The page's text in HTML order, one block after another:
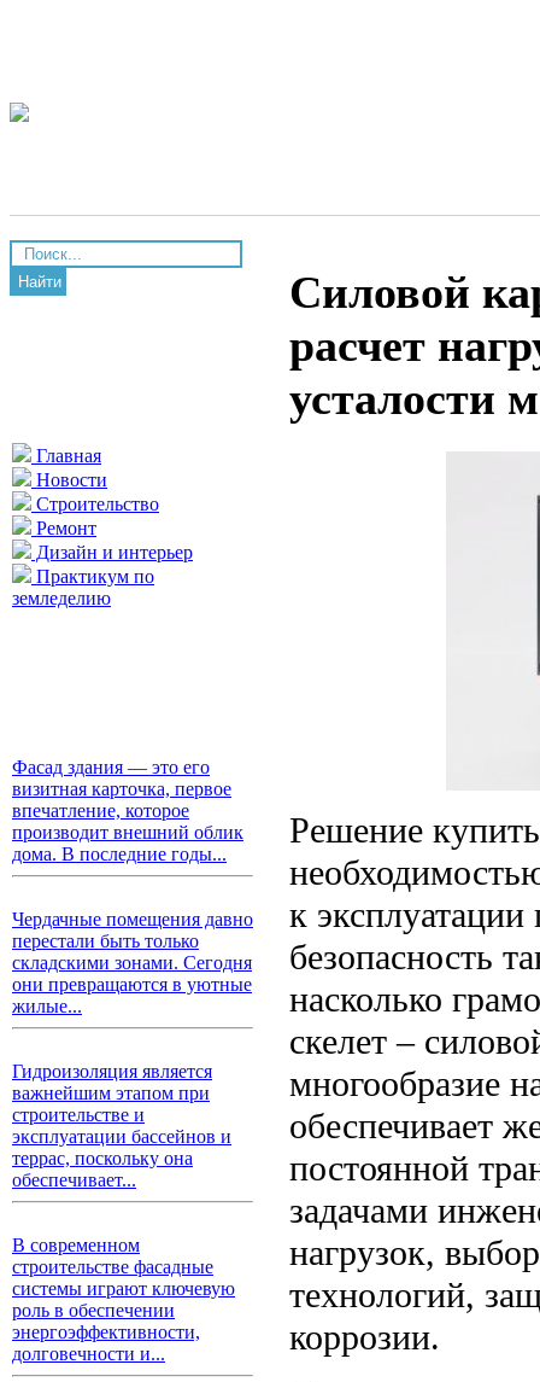
Найти
Главная
Новости
Строительство
Ремонт
Дизайн и интерьер
Практикум по
земледелию
Фасад здания — это его
визитная карточка, первое
впечатление, которое
производит внешний облик
дома. В последние годы...
Чердачные помещения давно
перестали быть только
складскими зонами. Сегодня
они превращаются в уютные
жилые...
Гидроизоляция является
важнейшим этапом при
строительстве и
эксплуатации бассейнов и
террас, поскольку она
обеспечивает...
В современном
строительстве фасадные
системы играют ключевую
роль в обеспечении
энергоэффективности,
долговечности и...
Силовой
расчет
усталости
Решение
к
безопасность
насколько
скелет –
многообразие
обеспечивает
постоянной
задачами
нагрузок,
технологий,
коррозии.